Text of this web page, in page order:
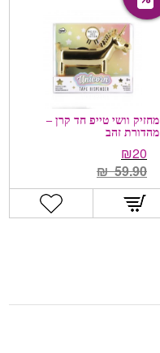
מחזיק וושי טייפ חד קרן –
מהדורת זהב
20
₪
59.90
₪